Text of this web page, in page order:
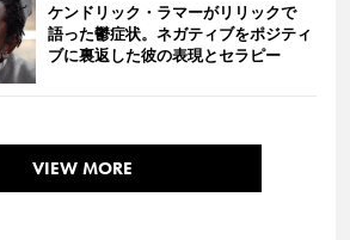
ケンドリック・ラマーがリリックで
語った鬱症状。ネガティブをポジティ
ブに裏返した彼の表現とセラピー
VIEW MORE